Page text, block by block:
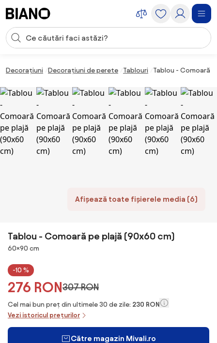
Introducerea căutării
Decorațiuni Decorațiuni de perete Tablouri Tablou - Comoară
Afișează toate fișierele media (6)
Tablou - Comoară pe plajă (90x60 cm)
Dimensiuni
60×90 cm
-10 %
276 RON307 RON
Cel mai bun preț din ultimele 30 de zile: 230 RON
Vezi istoricul prețurilor
Către magazin Mivali.ro